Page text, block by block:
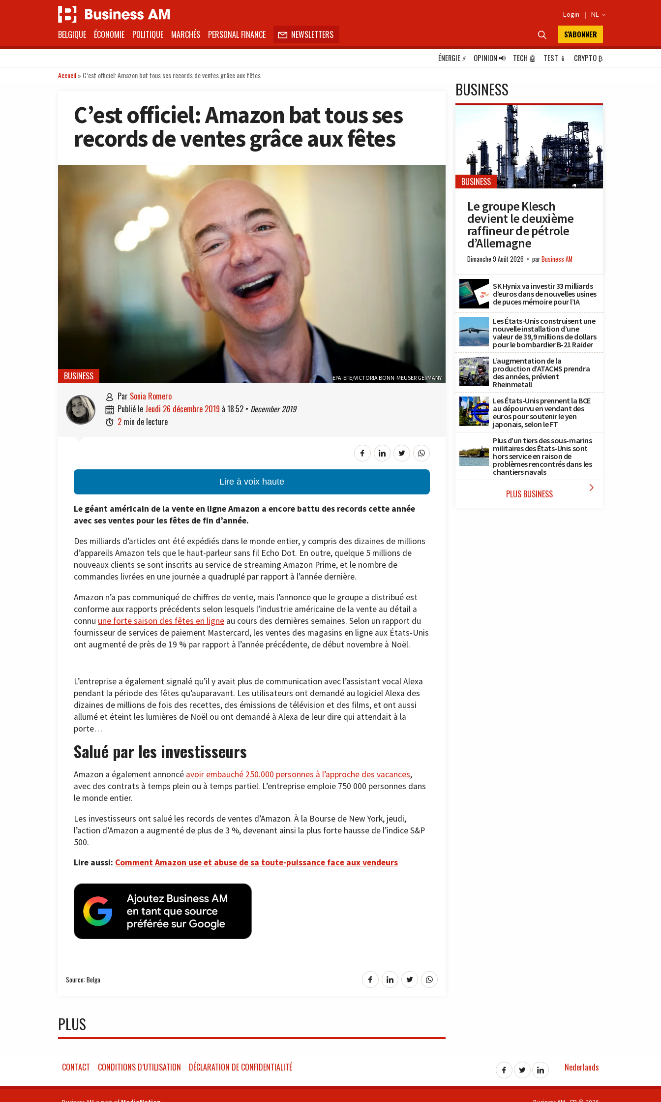
Login | NL 
BELGIQUE ÉCONOMIE POLITIQUE MARCHÉS PERSONAL FINANCE  NEWSLETTERS  S'ABONNER
ÉNERGIE⚡ OPINION📢 TECH 🤖 TEST 📱 CRYPTO₿
Accueil» C’est officiel: Amazon bat tous ses records de ventes grâce aux fêtes
C’est officiel: Amazon bat tous ses
records de ventes grâce aux fêtes
EPA-EFE/VICTORIA BONN-MEUSER GERMANY
BUSINESS
 par Sonia Romero
 publié le jeudi 26 décembre 2019 à 18:52 • December 2019
 2 min de lecture
Lire à voix haute
Le géant américain de la vente en ligne Amazon a encore battu des records cette année
avec ses ventes pour les fêtes de fin d’année.
Des milliards d’articles ont été expédiés dans le monde entier, y compris des dizaines de millions
d’appareils Amazon tels que le haut-parleur sans fil Echo Dot. En outre, quelque 5 millions de
nouveaux clients se sont inscrits au service de streaming Amazon Prime, et le nombre de
commandes livrées en une journée a quadruplé par rapport à l’année dernière.
Amazon n’a pas communiqué de chiffres de vente, mais l’annonce que le groupe a distribué est
conforme aux rapports précédents selon lesquels l’industrie américaine de la vente au détail a
connu une forte saison des fêtes en ligne au cours des dernières semaines. Selon un rapport du
fournisseur de services de paiement Mastercard, les ventes des magasins en ligne aux États-Unis
ont augmenté de près de 19 % par rapport à l’année précédente, de début novembre à Noël.
L’entreprise a également signalé qu’il y avait plus de communication avec l’assistant vocal Alexa
pendant la période des fêtes qu’auparavant. Les utilisateurs ont demandé au logiciel Alexa des
dizaines de millions de fois des recettes, des émissions de télévision et des films, et ont aussi
allumé et éteint les lumières de Noël ou ont demandé à Alexa de leur dire qui attendait à la
porte…
Salué par les investisseurs
Amazon a également annoncé avoir embauché 250.000 personnes à l’approche des vacances,
avec des contrats à temps plein ou à temps partiel. L’entreprise emploie 750 000 personnes dans
le monde entier.
Les investisseurs ont salué les records de ventes d’Amazon. À la Bourse de New York, jeudi,
l’action d’Amazon a augmenté de plus de 3 %, devenant ainsi la plus forte hausse de l’indice S&P
500.
Lire aussi: Comment Amazon use et abuse de sa toute-puissance face aux vendeurs
Source: Belga
PLUS
BUSINESS
BUSINESS
Le groupe Klesch
devient le deuxième
raffineur de pétrole
d’Allemagne
Dimanche 9 Août 2026 parBusiness AM
SK Hynix va investir 33 milliards
d’euros dans de nouvelles usines
de puces mémoire pour l’IA
Les États-Unis construisent une
nouvelle installation d’une
valeur de 39,9 millions de dollars
pour le bombardier B-21 Raider
L’augmentation de la
production d’ATACMS prendra
des années, prévient
Rheinmetall
Les États-Unis prennent la BCE
au dépourvu en vendant des
euros pour soutenir le yen
japonais, selon le FT
Plus d’un tiers des sous-marins
militaires des États-Unis sont
hors service en raison de
problèmes rencontrés dans les
chantiers navals
PLUS BUSINESS 
CONTACT CONDITIONS D’UTILISATION DÉCLARATION DE CONFIDENTIALITÉ Nederlands